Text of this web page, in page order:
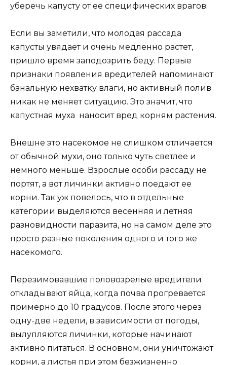
уберечь капусту от ее специфических врагов.
Если вы заметили, что молодая рассада
капусты увядает и очень медленно растет,
пришло время заподозрить беду. Первые
признаки появления вредителей напоминают
банальную нехватку влаги, но активный полив
никак не меняет ситуацию. Это значит, что
капустная муха наносит вред корням растения.
Внешне это насекомое не слишком отличается
от обычной мухи, оно только чуть светлее и
немного меньше. Взрослые особи рассаду не
портят, а вот личинки активно поедают ее
корни. Так уж повелось, что в отдельные
категории выделяются весенняя и летняя
разновидности паразита, но на самом деле это
просто разные поколения одного и того же
насекомого.
Перезимовавшие половозрелые вредители
откладывают яйца, когда почва прогревается
примерно до 10 градусов. После этого через
одну-две недели, в зависимости от погоды,
вылупляются личинки, которые начинают
активно питаться. В основном, они уничтожают
корни, а листья при этом безжизненно